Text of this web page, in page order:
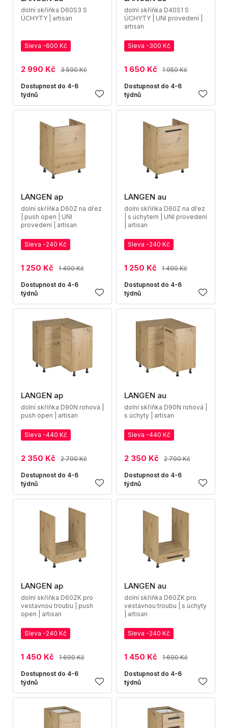
dolní skříňka D60S3 S
ÚCHYTY | artisan
Sleva -600 Kč
2 990 Kč 3 590 Kč
Dostupnost do 4-6
týdnů
dolní skříňka D40S1 S
ÚCHYTY | UNI provedení |
artisan
Sleva -300 Kč
1 650 Kč 1 950 Kč
Dostupnost do 4-6
týdnů
LANGEN ap
dolní skříňka D60Z na dřez
| push open | UNI
provedení | artisan
Sleva -240 Kč
1 250 Kč 1 490 Kč
Dostupnost do 4-6
týdnů
LANGEN au
dolní skříňka D60Z na dřez
| s úchytem | UNI provedení
| artisan
Sleva -240 Kč
1 250 Kč 1 490 Kč
Dostupnost do 4-6
týdnů
LANGEN ap
dolní skříňka D90N rohová |
push open | artisan
Sleva -440 Kč
2 350 Kč 2 790 Kč
Dostupnost do 4-6
týdnů
LANGEN au
dolní skříňka D90N rohová |
s úchyty | artisan
Sleva -440 Kč
2 350 Kč 2 790 Kč
Dostupnost do 4-6
týdnů
LANGEN ap
dolní skříňka D60ZK pro
vestavnou troubu | push
open | artisan
Sleva -240 Kč
1 450 Kč 1 690 Kč
Dostupnost do 4-6
týdnů
LANGEN au
dolní skříňka D60ZK pro
vestavnou troubu | s úchyty
| artisan
Sleva -240 Kč
1 450 Kč 1 690 Kč
Dostupnost do 4-6
týdnů